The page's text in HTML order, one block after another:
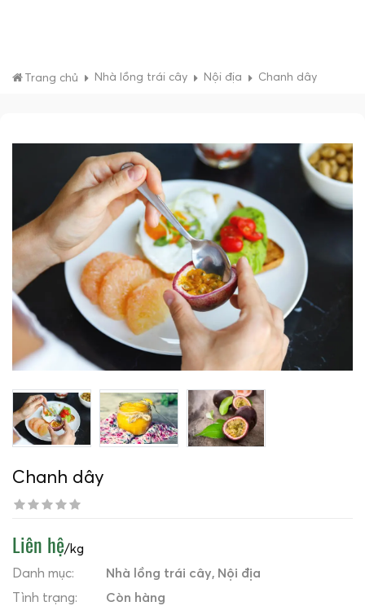
Trang chủ Nhà lồng trái cây Nội địa Chanh dây
Chanh dây
Liên hệ/kg
Danh mục:
Nhà lồng trái cây
Nội địa
Tình trạng:
Còn hàng